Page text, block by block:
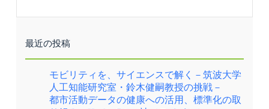
大きく一致していたため、円滑に合意できたの
のキーパーソンとして、都市モビリティの専門
家であるリエージュ市職員の存在がありまし
た。長年リエージュの交通計画に関わってきた
コンサルティング会社から転職したこの職員
は、専門的な知識と経験を生かし、計画の推進
のあたりを狙っているのか意識を共有する必要
必要であり、全体の問題構造を俯瞰した上で、
すべての問題は解けなくとも、実験が、どのあ
たりの問題を解こうとしているのかを関係者で
共有できることが必要となる。 ③全体を俯瞰し
た最良の代替案を実験する やみくもにオンデ
（不定期） 皆様よりいただいた関連イベント
年開催しているJCOMMの大会情報や参加情報を
いち早くお届けします。
イドシェアに対する課税を行うかどうかが議
たTRB Annual Meetingでは、米国におけるライ
ドシェアに対する課税措置についての研究発表
が行われ、活発な議論が繰り広げられました。
米国でのRHT導入のタイムライン（出展①） 実
施内容 米国でRide hailing tax（以下、RHT）
最近の投稿
モビリティを、サイエンスで解く－筑波大学
人工知能研究室・鈴木健嗣教授の挑戦－
都市活動データの健康への活用、標準化の取